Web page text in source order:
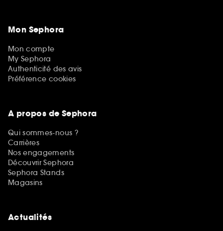
Mon Sephora
Mon compte
My Sephora
Authenticité des avis
Préférence cookies
A propos de Sephora
Qui sommes-nous ?
Carrières
Nos engagements
Découvrir Sephora
Sephora Stands
Magasins
Actualités